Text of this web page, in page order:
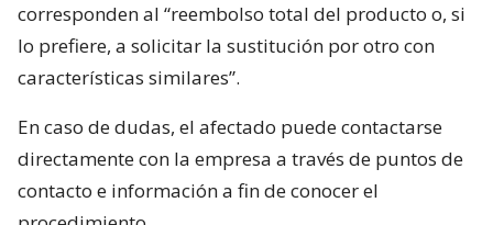
corresponden al “reembolso total del producto o, si
lo prefiere, a solicitar la sustitución por otro con
características similares”.
En caso de dudas, el afectado puede contactarse
directamente con la empresa a través de puntos de
contacto e información a fin de conocer el